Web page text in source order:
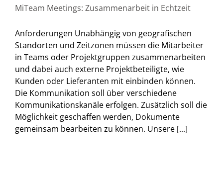
MiTeam Meetings: Zusammenarbeit in Echtzeit
Anforderungen Unabhängig von geografischen
Standorten und Zeitzonen müssen die Mitarbeiter
in Teams oder Projektgruppen zusammenarbeiten
und dabei auch externe Projektbeteiligte, wie
Kunden oder Lieferanten mit einbinden können.
Die Kommunikation soll über verschiedene
Kommunikationskanäle erfolgen. Zusätzlich soll die
Möglichkeit geschaffen werden, Dokumente
gemeinsam bearbeiten zu können. Unsere [...]